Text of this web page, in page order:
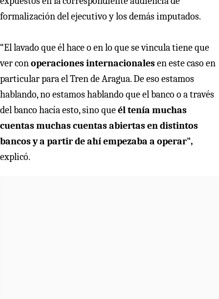
formalización del ejecutivo y los demás imputados.
“El lavado que él hace o en lo que se vincula tiene que
ver con operaciones internacionalesen este caso en
particular para el Tren de Aragua. De eso estamos
hablando, no estamos hablando que el banco o a través
del banco hacía esto, sino queél tenía muchas
cuentas muchas cuentas abiertas en distintos
bancos y a partir de ahí empezaba a operar",
explicó.